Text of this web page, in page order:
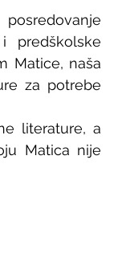
predškolske
Matice, naša
za potrebe
literature, a
Matica nije